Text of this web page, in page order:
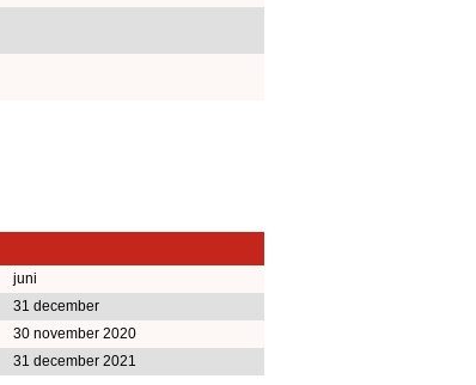
juni
31 december
30 november 2020
31 december 2021